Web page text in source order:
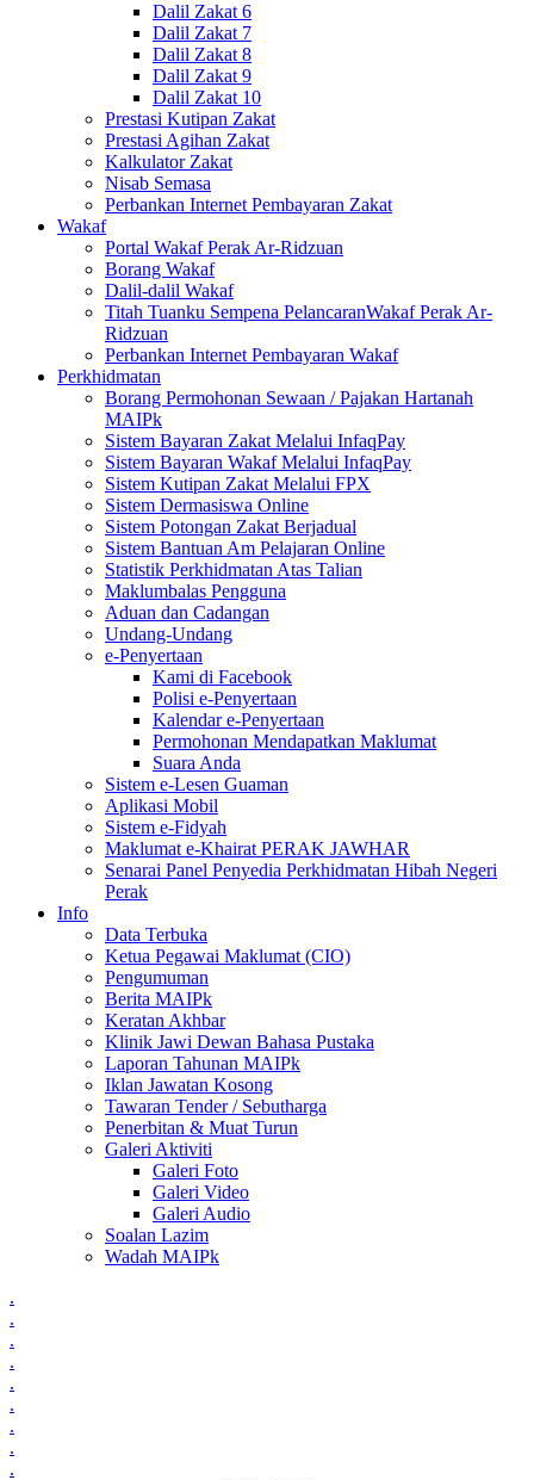
Dalil Zakat 6
Dalil Zakat 7
Dalil Zakat 8
Dalil Zakat 9
Dalil Zakat 10
Prestasi Kutipan Zakat
Prestasi Agihan Zakat
Kalkulator Zakat
Nisab Semasa
Perbankan Internet Pembayaran Zakat
Wakaf
Portal Wakaf Perak Ar-Ridzuan
Borang Wakaf
Dalil-dalil Wakaf
Titah Tuanku Sempena PelancaranWakaf Perak Ar-
Ridzuan
Perbankan Internet Pembayaran Wakaf
Perkhidmatan
Borang Permohonan Sewaan / Pajakan Hartanah
MAIPk
Sistem Bayaran Zakat Melalui InfaqPay
Sistem Bayaran Wakaf Melalui InfaqPay
Sistem Kutipan Zakat Melalui FPX
Sistem Dermasiswa Online
Sistem Potongan Zakat Berjadual
Sistem Bantuan Am Pelajaran Online
Statistik Perkhidmatan Atas Talian
Maklumbalas Pengguna
Aduan dan Cadangan
Undang-Undang
e-Penyertaan
Kami di Facebook
Polisi e-Penyertaan
Kalendar e-Penyertaan
Permohonan Mendapatkan Maklumat
Suara Anda
Sistem e-Lesen Guaman
Aplikasi Mobil
Sistem e-Fidyah
Maklumat e-Khairat PERAK JAWHAR
Senarai Panel Penyedia Perkhidmatan Hibah Negeri
Perak
Info
Data Terbuka
Ketua Pegawai Maklumat (CIO)
Pengumuman
Berita MAIPk
Keratan Akhbar
Klinik Jawi Dewan Bahasa Pustaka
Laporan Tahunan MAIPk
Iklan Jawatan Kosong
Tawaran Tender / Sebutharga
Penerbitan & Muat Turun
Galeri Aktiviti
Galeri Foto
Galeri Video
Galeri Audio
Soalan Lazim
Wadah MAIPk
.
.
.
.
.
.
.
.
.